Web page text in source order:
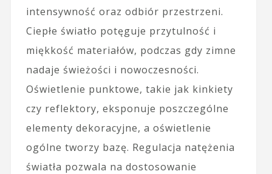
intensywność oraz odbiór przestrzeni.
Ciepłe światło potęguje przytulność i
miękkość materiałów, podczas gdy zimne
nadaje świeżości i nowoczesności.
Oświetlenie punktowe, takie jak kinkiety
czy reflektory, eksponuje poszczególne
elementy dekoracyjne, a oświetlenie
ogólne tworzy bazę. Regulacja natężenia
światła pozwala na dostosowanie